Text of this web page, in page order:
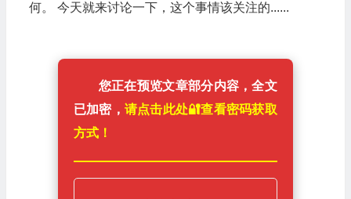
何。 今天就来讨论一下，这个事情该关注的......
您正在预览文章部分内容，全文
已加密， 请点击此处🔐️查看密码获取
方式！